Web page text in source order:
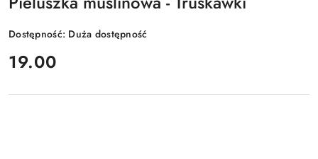
Dostępność: Duża dostępność
cena:
19.00